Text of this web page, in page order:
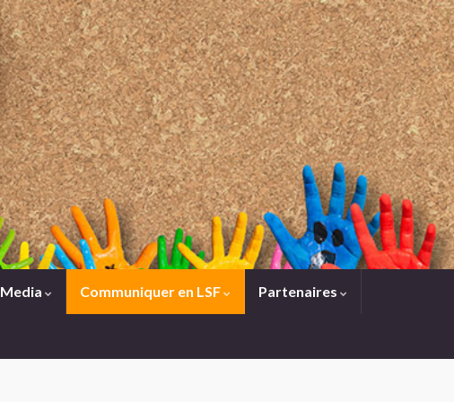
Media Communiquer en LSF Partenaires